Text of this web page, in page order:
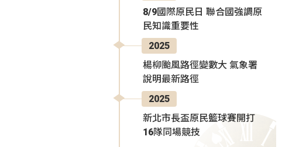
8/9國際原民日 聯合國強調原
民知識重要性
2025
楊柳颱風路徑變數大 氣象署
說明最新路徑
2025
新北市長盃原民籃球賽開打
16隊同場競技